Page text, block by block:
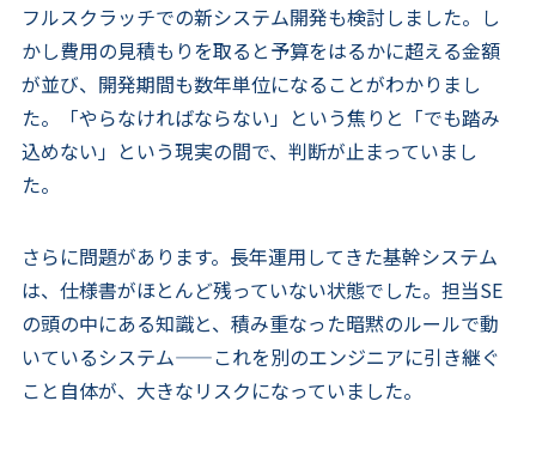
フルスクラッチでの新システム開発も検討しました。し
かし費用の見積もりを取ると予算をはるかに超える金額
が並び、開発期間も数年単位になることがわかりまし
た。「やらなければならない」という焦りと「でも踏み
込めない」という現実の間で、判断が止まっていまし
た。
さらに問題があります。長年運用してきた基幹システム
は、仕様書がほとんど残っていない状態でした。担当SE
の頭の中にある知識と、積み重なった暗黙のルールで動
いているシステム——これを別のエンジニアに引き継ぐ
こと自体が、大きなリスクになっていました。